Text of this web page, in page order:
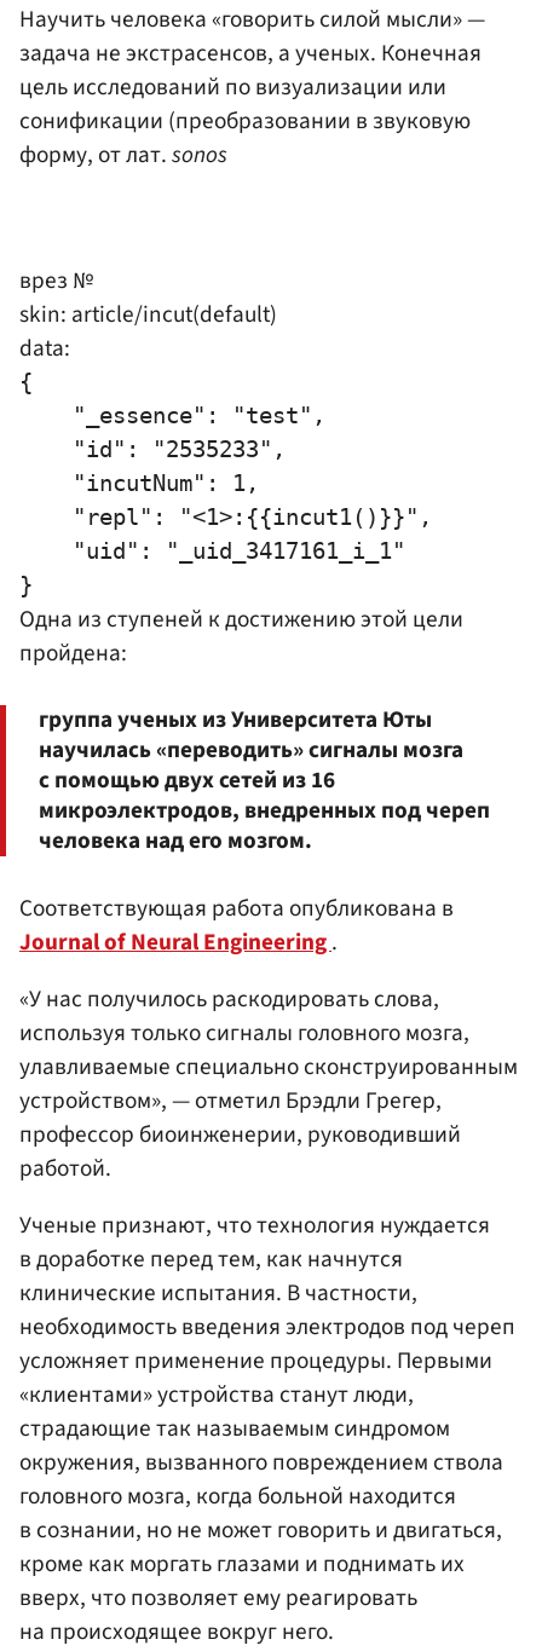
Научить человека «говорить силой мысли» —
задача не экстрасенсов, а ученых. Конечная
цель исследований по визуализации или
сонификации (преобразовании в звуковую
форму, от лат.sonos
врез №
skin: article/incut(default)
data:
{
    "_essence": "test",
    "id": "2535233",
    "incutNum": 1,
    "repl": "<1>:{{incut1()}}",
    "uid": "_uid_3417161_i_1"
Одна из ступеней к достижению этой цели
пройдена:
группа ученых из Университета Юты
научилась «переводить» сигналы мозга
с помощью двух сетей из 16
микроэлектродов, внедренных под череп
человека над его мозгом.
Соответствующая работа опубликована в
Journal of Neural Engineering.
«У нас получилось раскодировать слова,
используя только сигналы головного мозга,
улавливаемые специально сконструированным
устройством», — отметил Брэдли Грегер,
профессор биоинженерии, руководивший
работой.
Ученые признают, что технология нуждается
в доработке перед тем, как начнутся
клинические испытания. В частности,
необходимость введения электродов под череп
усложняет применение процедуры. Первыми
«клиентами» устройства станут люди,
страдающие так называемым синдромом
окружения, вызванного повреждением ствола
головного мозга, когда больной находится
в сознании, но не может говорить и двигаться,
кроме как моргать глазами и поднимать их
вверх, что позволяет ему реагировать
на происходящее вокруг него.